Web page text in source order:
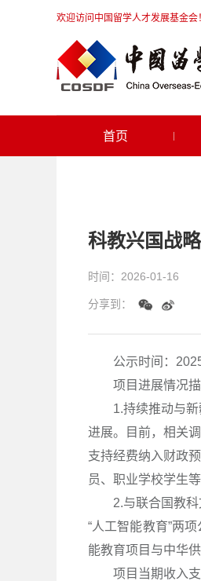
欢迎访问中国留学人才发展基金会！
首页
科教兴国战
时间： 2026-01-16
分享到：
公示时间：
项目进展情况描
1.持续推动与
进展。目前，相关
支持经费纳入财政
员、职业学校学生
2.与联合国教
“人工智能教育”两
能教育项目与中华
项目当期收入